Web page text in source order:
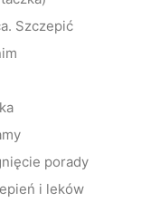
Szczepić
porady
i leków